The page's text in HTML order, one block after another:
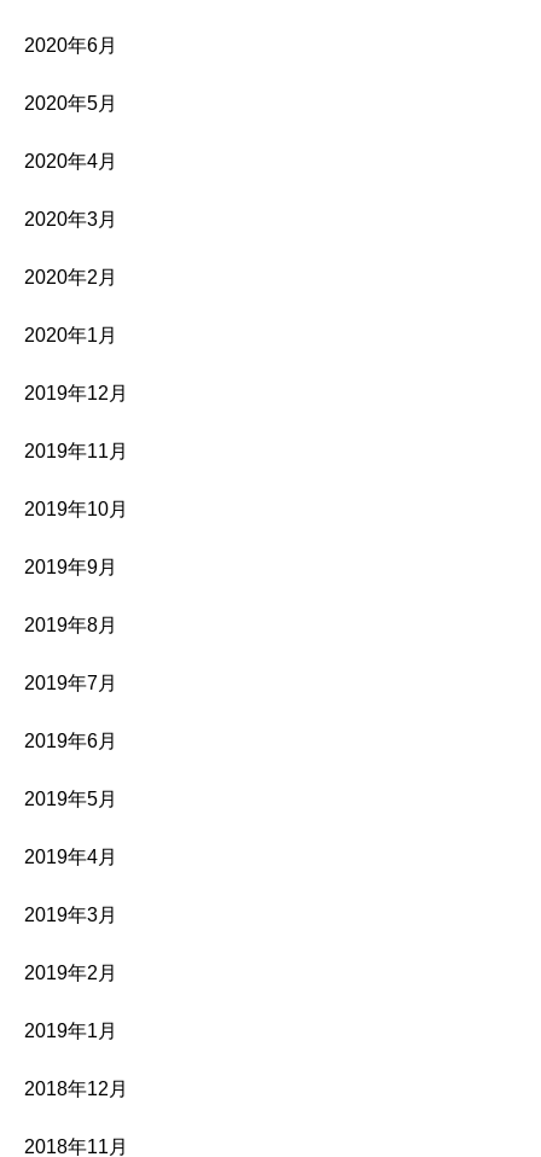
2020年6月
2020年5月
2020年4月
2020年3月
2020年2月
2020年1月
2019年12月
2019年11月
2019年10月
2019年9月
2019年8月
2019年7月
2019年6月
2019年5月
2019年4月
2019年3月
2019年2月
2019年1月
2018年12月
2018年11月